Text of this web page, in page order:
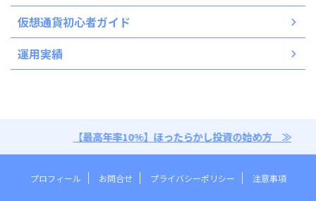
仮想通貨初心者ガイド
運用実績
【最高年率10%】ほったらかし投資の始め方 ≫
プロフィール お問合せ プライバシーポリシー 注意事項